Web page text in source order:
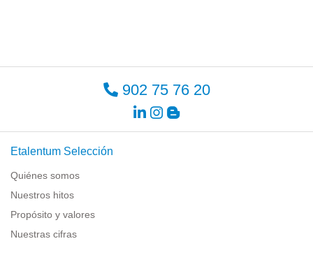
902 75 76 20
Etalentum Selección
Quiénes somos
Nuestros hitos
Propósito y valores
Nuestras cifras